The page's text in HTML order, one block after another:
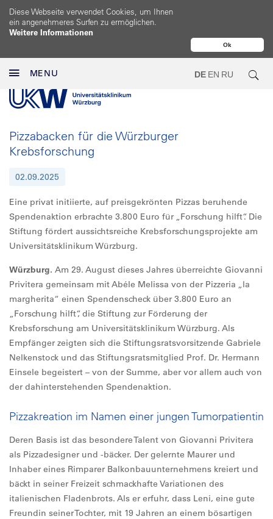
Ok
Diese Webseite verwendet Cookies, um Ihnen
ein angenehmeres Surfen zu ermöglichen.
Weitere Informationen
MENU DE EN RU
Pizzabacken für die Würzburger
Krebsforschung
02.09.2025
Eine privat initiierte, auf preisgekrönten Pizzas beruhende
Spendenaktion erbrachte 3.800 Euro für „Forschung hilft“. Die
Stiftung fördert aussichtsreiche Krebsforschungsprojekte am
Universitätsklinikum Würzburg.
Würzburg. Am 29. August dieses Jahres überreichte Giovanni
Privitera gemeinsam mit Abéle Melissa von der Pizzeria „la
margherita“ einen Spendenscheck über 3.800 Euro an
„Forschung hilft“, die Stiftung zur Förderung der
Krebsforschung am Universitätsklinikum Würzburg. Als
Empfänger zeigten sich die Stiftungsratsvorsitzende Gabriele
Nelkenstock und das Stiftungsratsmitglied Prof. Dr. Hermann
Einsele begeistert – von der Summe, aber vor allem auch von
der dahinterstehenden Spendenaktion.
Pizzakreation im Namen einer jungen Tumorpatientin
Deren Basis ist das besondere Talent von Giovanni Privitera
als Pizzadesigner und -bäcker. Der gelernte Maurer und
Inhaber eines Rimparer Balkonbauunternehmens kreiert und
bäckt in seiner Freizeit schmackhafte Variationen des
italienischen Fladenbrots. Als er erfuhr, dass Leni, eine gute
Freundin seiner Tochter, mit 19 Jahren an einem bösartigen